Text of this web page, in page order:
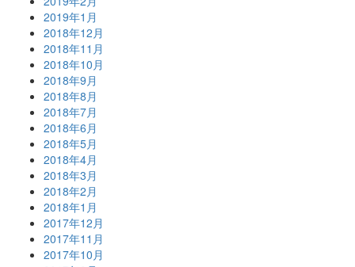
2019年1月
2018年12月
2018年11月
2018年10月
2018年9月
2018年8月
2018年7月
2018年6月
2018年5月
2018年4月
2018年3月
2018年2月
2018年1月
2017年12月
2017年11月
2017年10月